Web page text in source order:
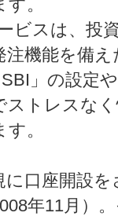
。
ビスは、投
注機能を備
」の設定
ストレスな
。
に口座開設
年11月）